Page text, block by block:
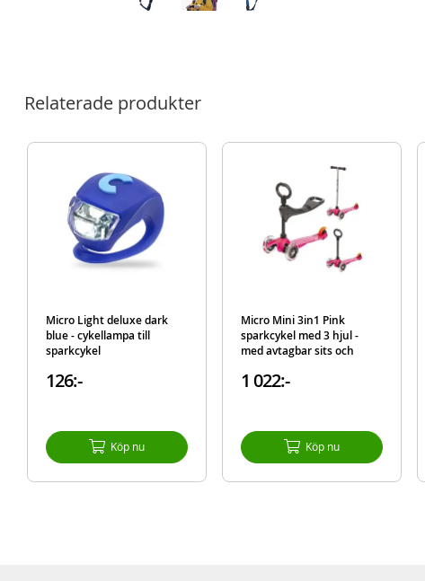
Relaterade produkter
Micro Light deluxe dark
blue - cykellampa till
sparkcykel
126:-
Köp nu
Micro Mini 3in1 Pink
sparkcykel med 3 hjul -
med avtagbar sits och
1 022:-
Köp nu